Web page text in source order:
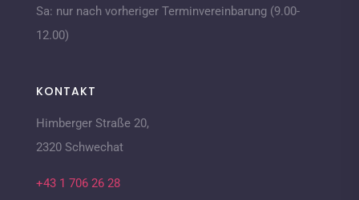
Sa: nur nach vorheriger Terminvereinbarung (9.00-
12.00)
KONTAKT
Himberger Straße 20,
2320 Schwechat
+43 1 706 26 28